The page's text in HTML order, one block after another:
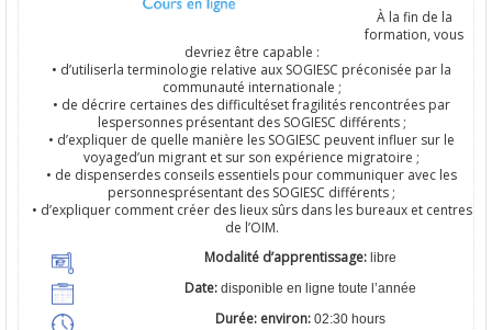
À la fin de la
formation, vous
devriez être capable :
• d’utiliserla terminologie relative aux SOGIESC préconisée par la
communauté internationale ;
• de décrire certaines des difficultéset fragilités rencontrées par
lespersonnes présentant des SOGIESC différents ;
• d’expliquer de quelle manière les SOGIESC peuvent influer sur le
voyaged’un migrant et sur son expérience migratoire ;
• de dispenserdes conseils essentiels pour communiquer avec les
personnesprésentant des SOGIESC différents ;
• d’expliquer comment créer des lieux sûrs dans les bureaux et centres
de l’OIM.
Modalité d’apprentissage: libre
Date: disponible en ligne toute l’année
Durée: environ: 02:30 hours